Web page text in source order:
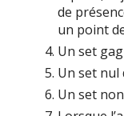
de
un point
Un set
Un set nul
Un set